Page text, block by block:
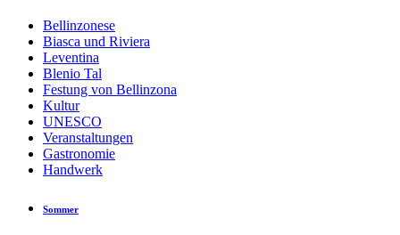
Bellinzonese
Biasca und Riviera
Leventina
Blenio Tal
Festung von Bellinzona
Kultur
UNESCO
Veranstaltungen
Gastronomie
Handwerk
Sommer